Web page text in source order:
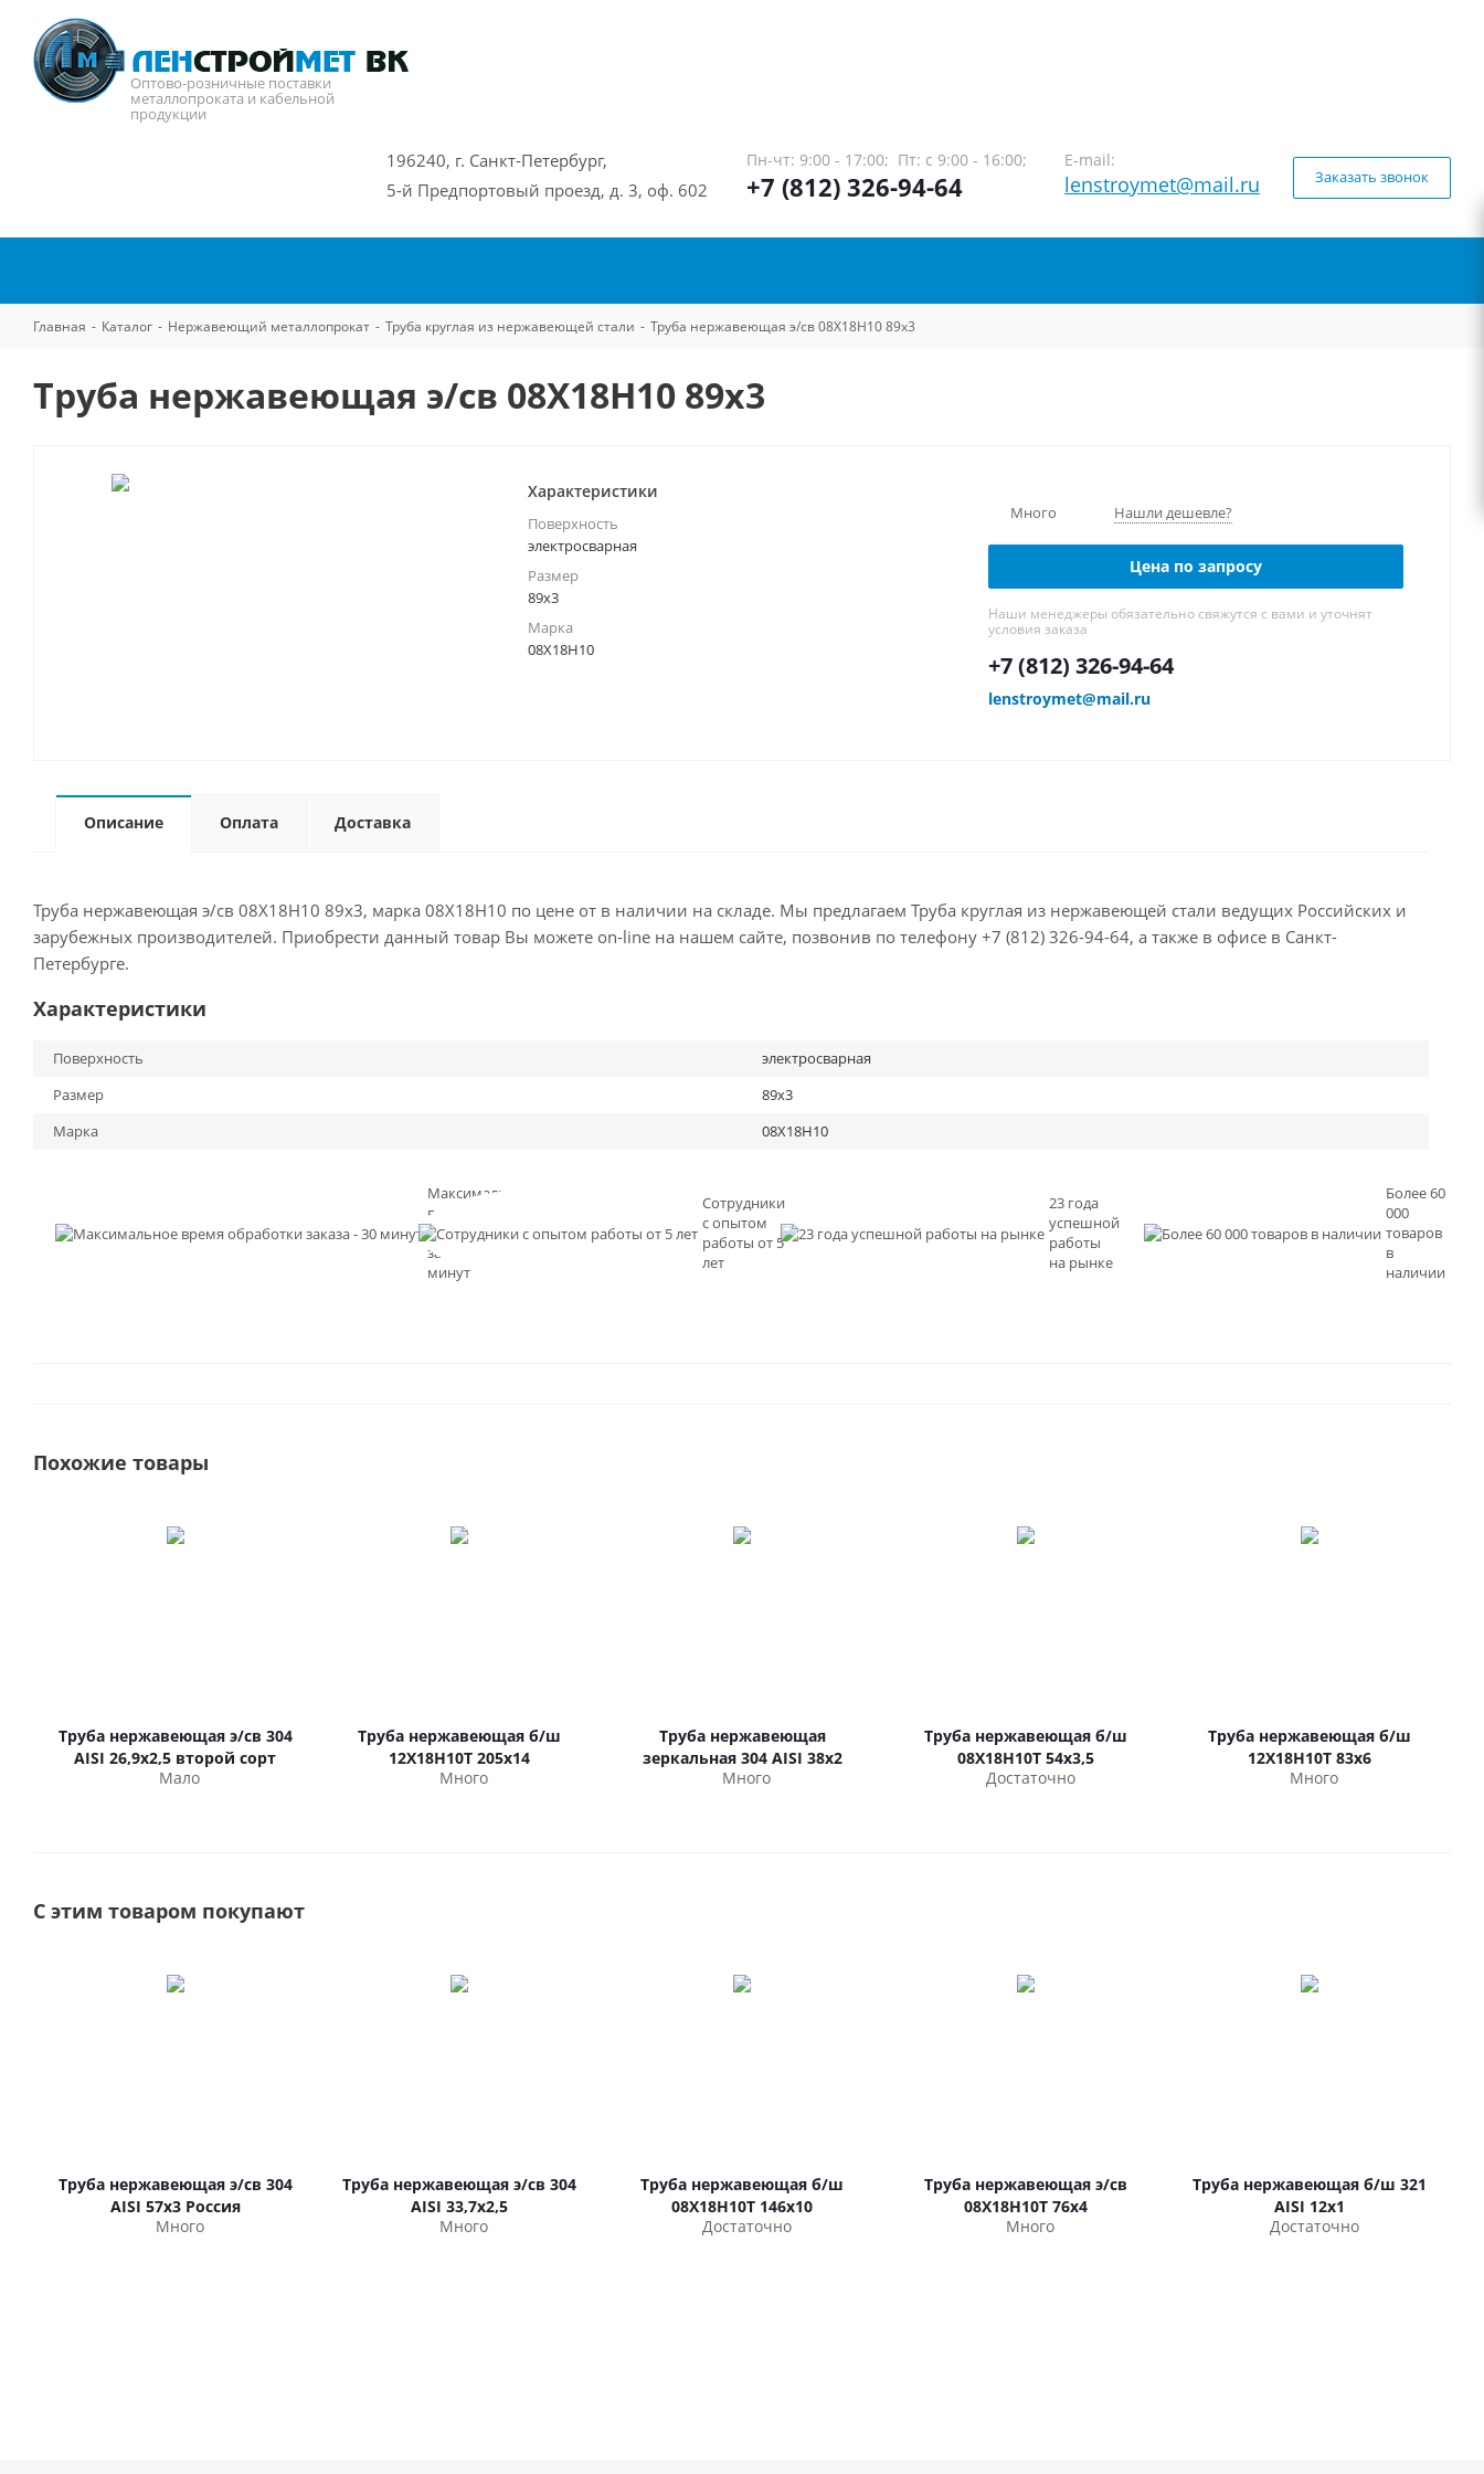
Оптово-розничные поставки
металлопроката и кабельной
продукции
196240, г. Санкт-Петербург,
5-й Предпортовый проезд, д. 3, оф. 602
Пн-чт: 9:00 - 17:00; Пт: с 9:00 - 16:00;
+7 (812) 326-94-64
E-mail:
lenstroymet@mail.ru Заказать звонок
Главная - Каталог - Нержавеющий металлопрокат - Труба круглая из нержавеющей стали - Труба нержавеющая э/св 08Х18Н10 89х3
Труба нержавеющая э/св 08Х18Н10 89х3
Характеристики
Поверхность
электросварная
Размер
89х3
Марка
08Х18Н10
Много Нашли дешевле?
Цена по запросу
Наши менеджеры обязательно свяжутся с вами и уточнят
условия заказа
+7 (812) 326-94-64
lenstroymet@mail.ru
Описание Оплата Доставка
Труба нержавеющая э/св 08Х18Н10 89х3, марка 08Х18Н10 по цене от в наличии на складе. Мы предлагаем Труба круглая из нержавеющей стали ведущих Российских и
зарубежных производителей. Приобрести данный товар Вы можете on-line на нашем сайте, позвонив по телефону +7 (812) 326-94-64, а также в офисе в Санкт-
Петербурге.
Характеристики
Поверхность
электросварная
Размер
89х3
Марка
08Х18Н10
Максимальное
время
обработки
заказа - 30
минут
Сотрудники
с опытом
работы от 5
лет
23 года
успешной
работы
на рынке
Более 60
000
товаров
в
наличии
Похожие товары
Труба нержавеющая э/св 304
AISI 26,9х2,5 второй сорт
Мало
Труба нержавеющая б/ш
12Х18Н10Т 205х14
Много
Труба нержавеющая
зеркальная 304 AISI 38х2
Много
Труба нержавеющая б/ш
08Х18Н10Т 54х3,5
Достаточно
Труба нержавеющая б/ш
12Х18Н10Т 83х6
Много
С этим товаром покупают
Труба нержавеющая э/св 304
AISI 57х3 Россия
Много
Труба нержавеющая э/св 304
AISI 33,7х2,5
Много
Труба нержавеющая б/ш
08Х18Н10Т 146х10
Достаточно
Труба нержавеющая э/св
08Х18Н10Т 76х4
Много
Труба нержавеющая б/ш 321
AISI 12х1
Достаточно